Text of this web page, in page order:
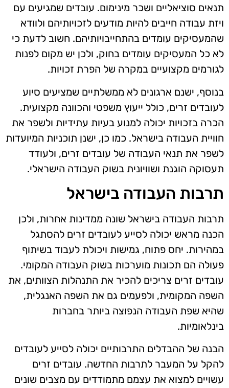
תנאים סוציאליים ושכר מינימום. עובדים שמגיעים עם
ויזת עבודה חייבים להיות מודעים לזכויותיהם ולוודא
שהמעסיקים עומדים בהתחייבויותיהם. חשוב לדעת כי
לא כל המעסיקים עומדים בחוק, ולכן יש מקום לפנות
לגורמים מקצועיים במקרה של הפרת זכויות.
בנוסף, ישנם ארגונים לא ממשלתיים שמציעים סיוע
לעובדים זרים, כולל ייעוץ משפטי והכוונה מקצועית.
הכרה בזכויות יכולה למנוע בעיות עתידיות ולשפר את
חוויית העבודה בישראל. כמו כן, ישנן תוכניות המיועדות
לשפר את תנאי העבודה של עובדים זרים, ולעודד
תעסוקה הוגנת ושוויונית בשוק העבודה הישראלי.
תרבות העבודה בישראל
תרבות העבודה בישראל שונה ממדינות אחרות, ולכן
הכנה מראש יכולה לסייע לעובדים זרים להסתגל
במהירות. יחס פתוח, גמישות ויכולת לעבוד בשיתוף
פעולה הם תכונות מוערכות בשוק העבודה המקומי.
עובדים זרים צריכים להכיר את התנהלות הצוותים, את
השפה המקומית, ולפעמים גם את השפה האנגלית,
שהיא שפת העבודה הנפוצה ביותר בחברות
בינלאומיות.
הבנה של ההבדלים התרבותיים יכולה לסייע לעובדים
להקל על המעבר לתרבות החדשה. עובדים זרים
עשויים למצוא את עצמם מתמודדים עם מצבים שונים